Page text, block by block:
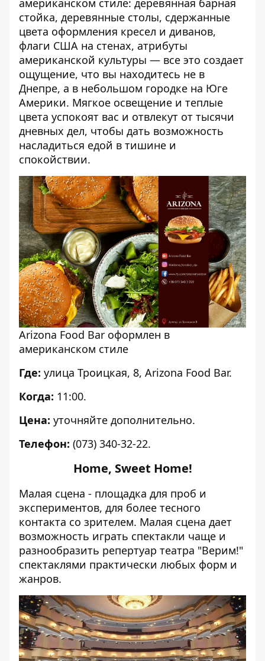
стойка, деревянные столы, сдержанные
цвета оформления кресел и диванов,
флаги США на стенах, атрибуты
американской культуры — все это создает
ощущение, что вы находитесь не в
Днепре, а в небольшом городке на Юге
Америки. Мягкое освещение и теплые
цвета успокоят вас и отвлекут от тысячи
дневных дел, чтобы дать возможность
насладиться едой в тишине и
спокойствии.
Arizona Food Bar оформлен в
американском стиле
Где: улица Троицкая, 8, Arizona Food Bar.
Когда: 11:00.
Цена: уточняйте дополнительно.
Телефон: (073) 340-32-22.
Home, Sweet Home!
Малая сцена - площадка для проб и
экспериментов, для более тесного
контакта со зрителем. Малая сцена дает
возможность играть спектакли чаще и
разнообразить репертуар театра "Верим!"
спектаклями практически любых форм и
жанров.